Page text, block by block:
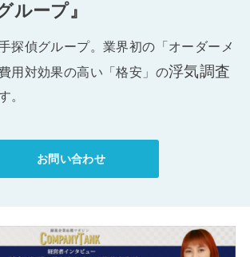
ループ』
探偵グループ。業界初の「オーダーメ
用対効果の高い「格安」の浮気調査
。
お問い合わせ